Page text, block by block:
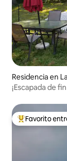
Residencia en
¡Escapada de
De los mejores
Favorito